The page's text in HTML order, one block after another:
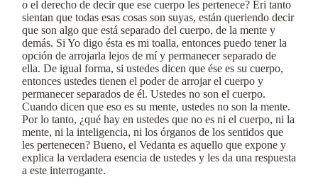
o el derecho de decir que ese cuerpo les pertenece? Eri tanto
sientan que todas esas cosas son suyas, están queriendo decir
que son algo que está separado del cuerpo, de la mente y
demás. Si Yo digo ésta es mi toalla, entonces puedo tener la
opción de arrojarla lejos de mí y permanecer separado de
ella. De igual forma, si ustedes dicen que ése es su cuerpo,
entonces ustedes tienen el poder de arrojar el cuerpo y
permanecer separados de él. Ustedes no son el cuerpo.
Cuando dicen que eso es su mente, ustedes no son la mente.
Por lo tanto, ¿qué hay en ustedes que no es ni el cuerpo, ni la
mente, ni la inteligencia, ni los órganos de los sentidos que
les pertenecen? Bueno, el Vedanta es aquello que expone y
explica la verdadera esencia de ustedes y les da una respuesta
a este interrogante.